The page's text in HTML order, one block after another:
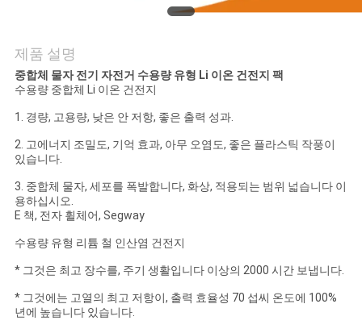
의
하
기
소
식
케
이
제품 설명
중합체 물자 전기 자전거 수용량 유형 Li 이온 건전지 팩
수용량 중합체 Li 이온 건전지
1. 경량, 고용량, 낮은 안 저항, 좋은 출력 성과.
2. 고에너지 조밀도, 기억 효과, 아무 오염도, 좋은 플라스틱 작풍이
있습니다.
3. 중합체 물자, 세포를 폭발합니다, 화상, 적용되는 범위 넓습니다 이
용하십시오.
E 책, 전자 휠체어, Segway
수용량 유형 리튬 철 인산염 건전지
* 그것은 최고 장수를, 주기 생활입니다 이상의 2000 시간 보냅니다.
* 그것에는 고열의 최고 저항이, 출력 효율성 70 섭씨 온도에 100%
년에 높습니다 있습니다.